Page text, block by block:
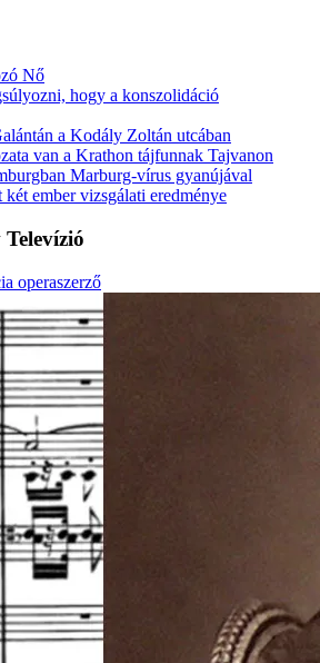
Nő
hogy a konszolidáció
a Kodály Zoltán utcában
van a Krathon tájfunnak Tajvanon
Marburg-vírus gyanújával
ember vizsgálati eredménye
operaszerző